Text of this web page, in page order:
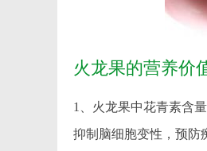
火龙果的营养价
1、火龙果中花青素含
抑制脑细胞变性，预防